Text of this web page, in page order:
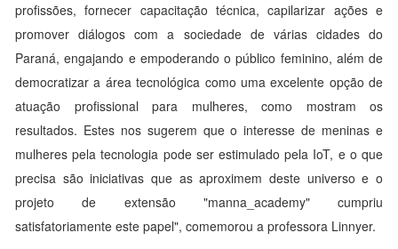
profissões, fornecer capacitação técnica, capilarizar ações e
promover diálogos com a sociedade de várias cidades do
Paraná, engajando e empoderando o público feminino, além de
democratizar a área tecnológica como uma excelente opção de
atuação profissional para mulheres, como mostram os
resultados. Estes nos sugerem que o interesse de meninas e
mulheres pela tecnologia pode ser estimulado pela IoT, e o que
precisa são iniciativas que as aproximem deste universo e o
projeto de extensão "manna_academy" cumpriu
satisfatoriamente este papel", comemorou a professora Linnyer.